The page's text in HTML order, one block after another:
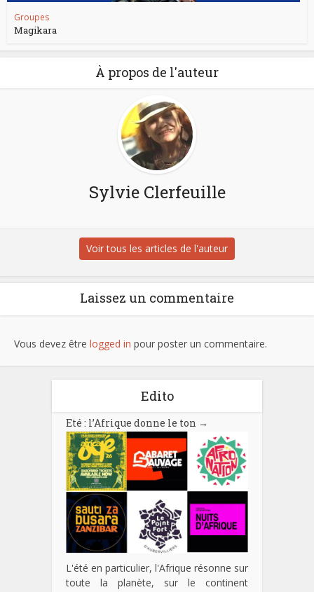
Groupes
Magikara
À propos de l'auteur
Sylvie Clerfeuille
Voir tous les articles de l'auteur
Laissez un commentaire
Vous devez être logged in pour poster un commentaire.
Edito
Eté : l’Afrique donne le ton →
L'été en particulier, l'Afrique résonne sur
toute la planète, sur le continent